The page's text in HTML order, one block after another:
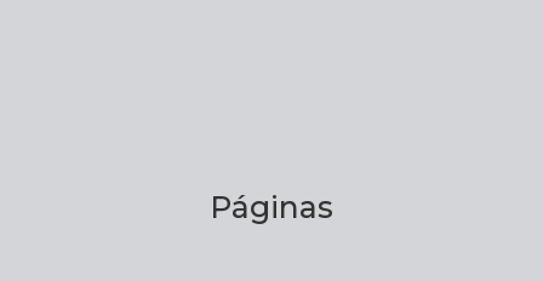
Páginas